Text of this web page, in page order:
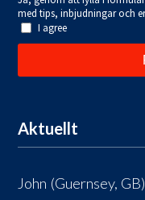
Aktuellt
John (Guernsey, GB)